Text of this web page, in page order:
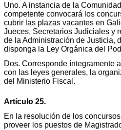
Uno. A instancia de la
competente convocará los
cubrir las plazas vacantes en
Jueces, Secretarios Judiciales y
de la Administración de Justicia,
disponga la Ley Orgánica del
Dos. Corresponde íntegramente
con las leyes generales, la
del Ministerio Fiscal.
Artículo 25.
En la resolución de los
proveer los puestos de